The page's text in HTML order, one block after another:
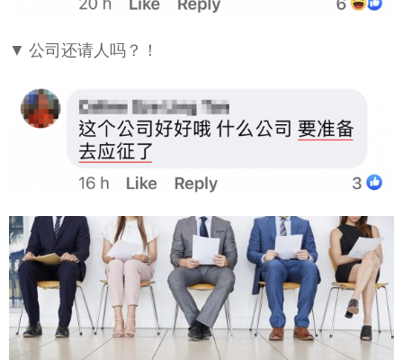
▼ 公司还请人吗？！